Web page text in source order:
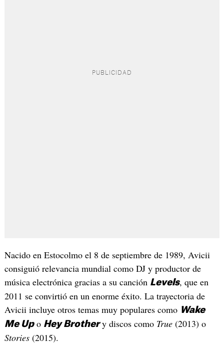
Nacido en Estocolmo el 8 de septiembre de 1989, Avicii
consiguió relevancia mundial como DJ y productor de
música electrónica gracias a su canción Levels, que en
2011 se convirtió en un enorme éxito. La trayectoria de
Avicii incluye otros temas muy populares como
Wake
Me Upo Hey Brothery discos como True(2013) o
Stories(2015).